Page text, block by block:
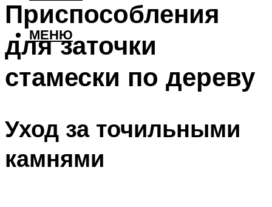
МЕНЮ
Приспособления
для заточки
стамески по дереву
Уход за точильными
камнями